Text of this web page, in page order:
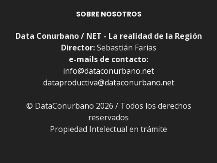
SOBRE NOSOTROS
Data Conurbano / NET - La realidad de la Región
Director:Sebastián Farias
e-mails de contacto:
info@dataconurbano.net
dataproductiva@dataconurbano.net
© DataConurbano 2026 / Todos los derechos
reservados
Propiedad Intelectual en trámite